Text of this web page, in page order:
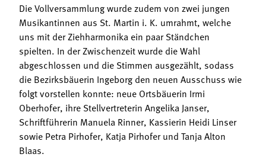
Die Vollversammlung wurde zudem von zwei jungen
Musikantinnen aus St. Martin i. K. umrahmt, welche
uns mit der Ziehharmonika ein paar Ständchen
spielten. In der Zwischenzeit wurde die Wahl
abgeschlossen und die Stimmen ausgezählt, sodass
die Bezirksbäuerin Ingeborg den neuen Ausschuss wie
folgt vorstellen konnte: neue Ortsbäuerin Irmi
Oberhofer, ihre Stellvertreterin Angelika Janser,
Schriftführerin Manuela Rinner, Kassierin Heidi Linser
sowie Petra Pirhofer, Katja Pirhofer und Tanja Alton
Blaas.